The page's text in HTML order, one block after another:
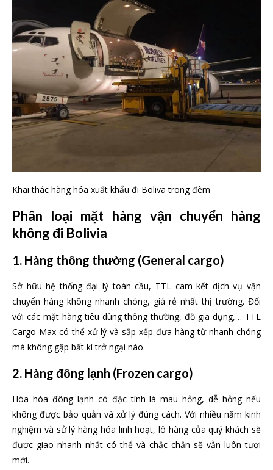
Khai thác hàng hóa xuất khẩu đi Boliva trong đêm
Phân loại mặt hàng vận chuyển hàng
không đi Bolivia
1. Hàng thông thường (General cargo)
Sở hữu hệ thống đại lý toàn cầu, TTL cam kết dịch vụ vận
chuyển hàng không nhanh chóng, giá rẻ nhất thị trường. Đối
với các mặt hàng tiêu dùng thông thường, đồ gia dụng,… TTL
Cargo Max có thể xử lý và sắp xếp đưa hàng từ nhanh chóng
mà không gặp bất kì trở ngại nào.
2. Hàng đông lạnh (Frozen cargo)
Hòa hóa đông lạnh có đặc tính là mau hỏng, dễ hỏng nếu
không được bảo quản và xử lý đúng cách. Với nhiều năm kinh
nghiệm và sử lý hàng hóa linh hoạt, lô hàng của quý khách sẽ
được giao nhanh nhất có thể và chắc chắn sẽ vẫn luôn tươi
mới.